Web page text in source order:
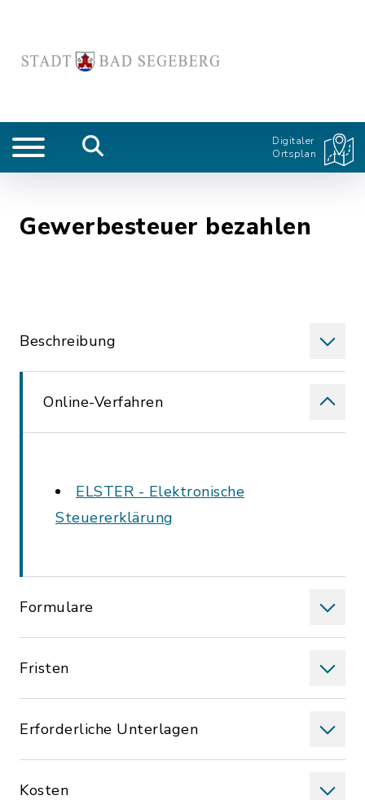
Digitaler
Ortsplan
Gewerbesteuer bezahlen
Beschreibung
Online-Verfahren
ELSTER - Elektronische
Steuererklärung
Formulare
Fristen
Erforderliche Unterlagen
Kosten